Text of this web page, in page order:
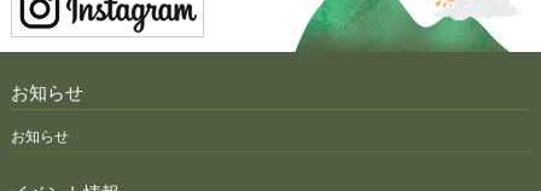
お知らせ
お知らせ